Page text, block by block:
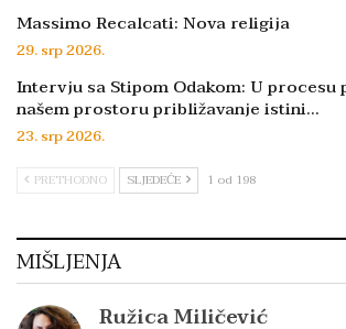
Massimo Recalcati: Nova religija
29. srp 2026.
Intervju sa Stipom Odakom: U procesu
našem prostoru približavanje istini…
23. srp 2026.
PRETHODNO SLJEDEĆE 1 od 198
MIŠLJENJA
Ružica Miličević